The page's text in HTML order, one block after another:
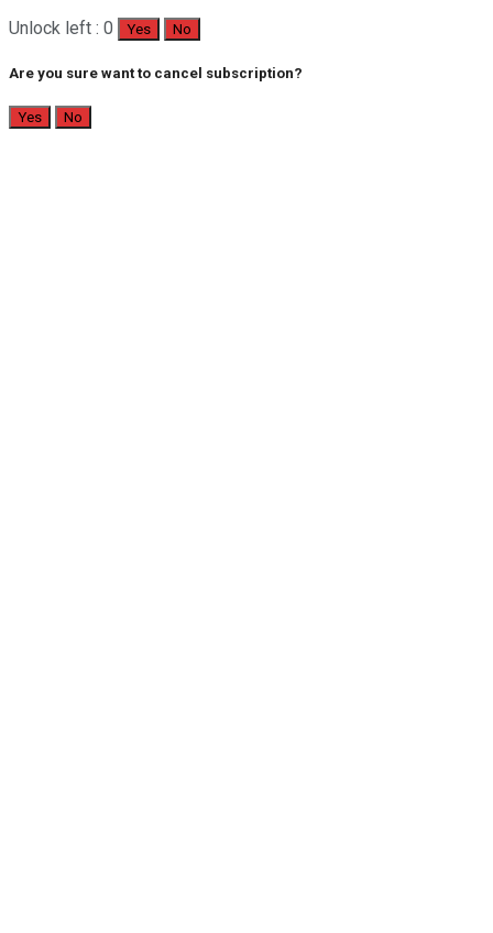
Unlock left : 0 Yes No
Are you sure want to cancel subscription?
Yes No